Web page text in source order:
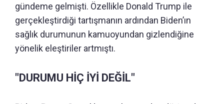
gündeme gelmişti. Özellikle Donald Trump ile
gerçekleştirdiği tartışmanın ardından Biden’ın
sağlık durumunun kamuoyundan gizlendiğine
yönelik eleştiriler artmıştı.
"DURUMU HİÇ İYİ DEĞİL"